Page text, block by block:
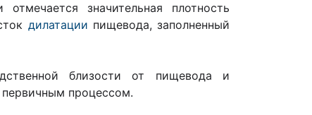
значительная плотность
дилатации пищевода, заполненный
близости от пищевода и
процессом.